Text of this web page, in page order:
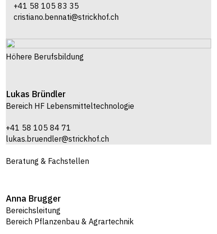
+41 58 105 83 35
cristiano.bennati@strickhof.ch
Höhere Berufsbildung
Lukas Bründler
Bereich HF Lebensmitteltechnologie
+41 58 105 84 71
lukas.bruendler@strickhof.ch
Beratung & Fachstellen
Anna Brugger
Bereichsleitung
Bereich Pflanzenbau & Agrartechnik